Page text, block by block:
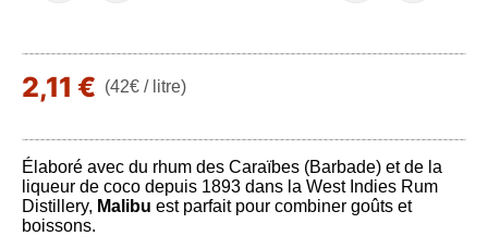
2,11 € (42€ / litre)
Élaboré avec du rhum des Caraïbes (Barbade) et de la
liqueur de coco depuis 1893 dans la West Indies Rum
Distillery, Malibu est parfait pour combiner goûts et
boissons.